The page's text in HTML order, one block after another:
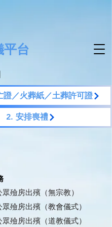
平台
證／火葬紙／土葬許可證
2. 安排喪禮
殮房出殯（無宗教）
殮房出殯（教會儀式）
殮房出殯（道教儀式）